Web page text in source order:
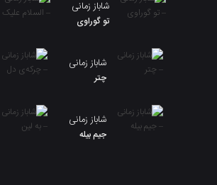
شاباز زمانی
تو گوراوی
شاباز زمانی
چتر
شاباز زمانی
جیم بیلە